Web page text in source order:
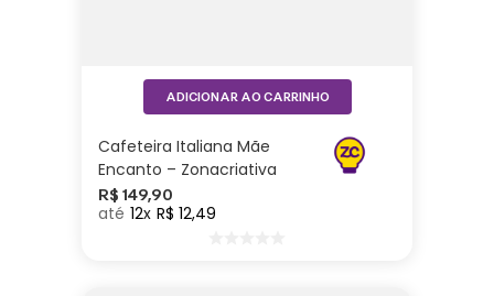
Cafeteira Italiana Mãe
Encanto – Zonacriativa
R$ 149,90
12 R$ 12,49
ADICIONAR AO CARRINHO